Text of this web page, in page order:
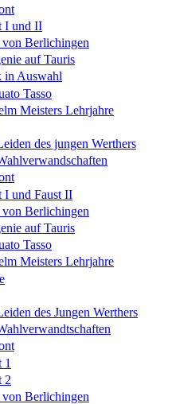
I und II
Berlichingen
auf Tauris
in Auswahl
Tasso
Meisters Lehrjahre
des jungen Werthers
I und Faust II
Berlichingen
auf Tauris
Tasso
Meisters Lehrjahre
des Jungen Werthers
1
2
Berlichingen